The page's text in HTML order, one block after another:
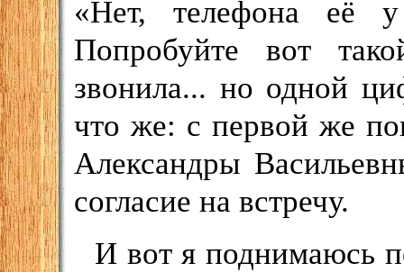
«Нет, телефона её
Попробуйте вот
звонила... но одной
что же: с первой же
Александры
согласие на встречу.
И вот я поднимаюсь